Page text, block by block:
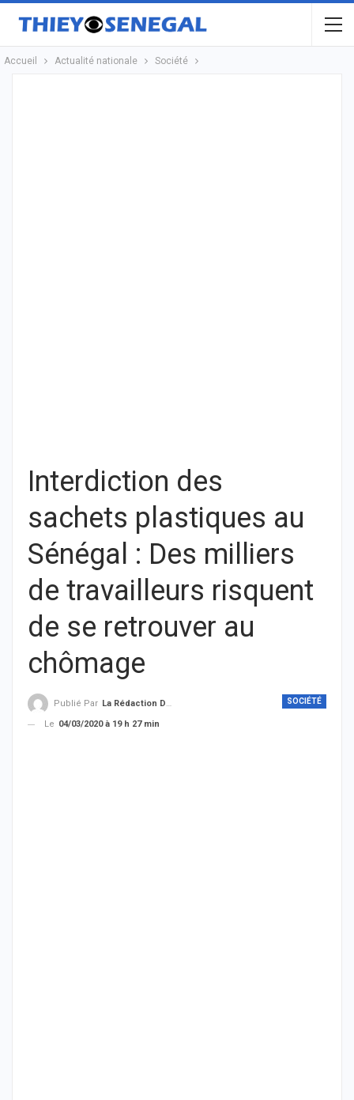
Accueil Actualité nationale Société
Interdiction des
sachets plastiques au
Sénégal : Des milliers
de travailleurs risquent
de se retrouver au
chômage
SOCIÉTÉ
Publié Par La Rédaction De THIEYSENEGAL.com
Le 04/03/2020 à 19 h 27 min